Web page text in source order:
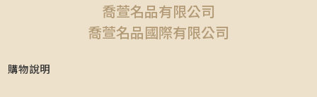
喬萱名品有限公司
喬萱名品國際有限公司
購物說明